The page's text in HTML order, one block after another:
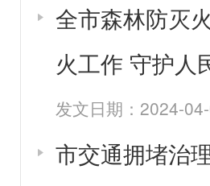
全市森林防灭
火工作 守护人
发文日期：2024-
市交通拥堵治